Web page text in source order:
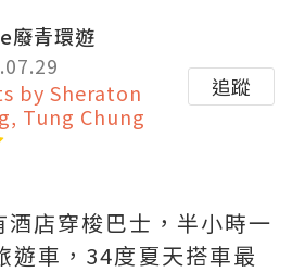
青環遊
by Sheraton
Tung Chung
追蹤
酒店穿梭巴士，半小時一
遊車，34度夏天搭車最